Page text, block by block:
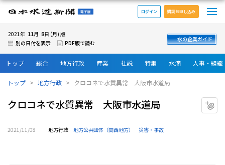
日本水道新聞 電子版
ログイン 購読お申し込み
2021年 11月 8日 (月) 版
別の日付を表示
PDF版で読む
水の企業ガイド
トップ 総合 地方行政 産業 社説 特集 水滴 人事・組織
トップ 地方行政 クロコネで水質異常 大阪市水道局
クロコネで水質異常 大阪市水道局
2021/11/08 地方行政 地方公共団体（関西地方） 災害・事故